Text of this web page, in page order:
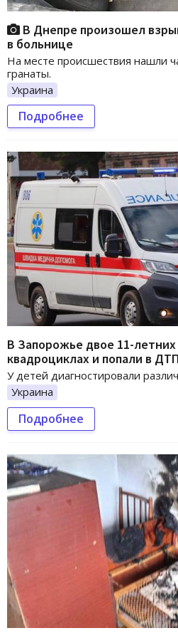
В Днепре произошел
в больнице
На месте происшествия нашли
гранаты.
Украина
Подробнее
В Запорожье двое 11-
квадроциклах и попали в ДТП
У детей диагностировали
Украина
Подробнее